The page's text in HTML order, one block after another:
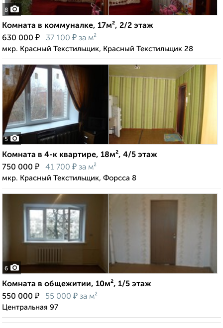
8
Комната в коммуналке, 17м², 2/2 этаж
630 000 ₽ 37 100 ₽ за м²
мкр. Красный Текстильщик, Красный Текстильщик 28
5
Комната в 4-к квартире, 18м², 4/5 этаж
750 000 ₽ 41 700 ₽ за м²
мкр. Красный Текстильщик, Форсса 8
6
Комната в общежитии, 10м², 1/5 этаж
550 000 ₽ 55 000 ₽ за м²
Центральная 97